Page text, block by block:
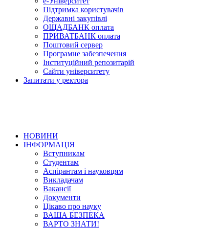
Підтримка користувачів
Державні закупівлі
ОЩАДБАНК оплата
ПРИВАТБАНК оплата
Поштовий сервер
Програмне забезпечення
Інституційний репозитарій
Сайти університету
Запитати у ректора
НОВИНИ
ІНФОРМАЦІЯ
Вступникам
Студентам
Аспірантам і науковцям
Викладачам
Вакансії
Документи
Цікаво про науку
ВАША БЕЗПЕКА
ВАРТО ЗНАТИ!